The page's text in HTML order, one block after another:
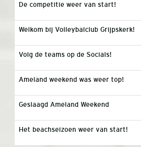
De competitie weer van start!
Welkom bij Volleybalclub Grijpskerk!
Volg de teams op de Socials!
Ameland weekend was weer top!
Geslaagd Ameland Weekend
Het beachseizoen weer van start!